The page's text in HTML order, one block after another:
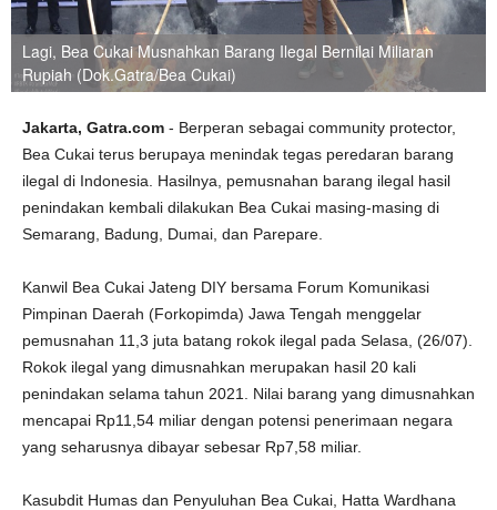
Lagi, Bea Cukai Musnahkan Barang Ilegal Bernilai Miliaran
Rupiah (Dok.Gatra/Bea Cukai)
Jakarta, Gatra.com - Berperan sebagai community protector,
Bea Cukai terus berupaya menindak tegas peredaran barang
ilegal di Indonesia. Hasilnya, pemusnahan barang ilegal hasil
penindakan kembali dilakukan Bea Cukai masing-masing di
Semarang, Badung, Dumai, dan Parepare.
Kanwil Bea Cukai Jateng DIY bersama Forum Komunikasi
Pimpinan Daerah (Forkopimda) Jawa Tengah menggelar
pemusnahan 11,3 juta batang rokok ilegal pada Selasa, (26/07).
Rokok ilegal yang dimusnahkan merupakan hasil 20 kali
penindakan selama tahun 2021. Nilai barang yang dimusnahkan
mencapai Rp11,54 miliar dengan potensi penerimaan negara
yang seharusnya dibayar sebesar Rp7,58 miliar.
Kasubdit Humas dan Penyuluhan Bea Cukai, Hatta Wardhana